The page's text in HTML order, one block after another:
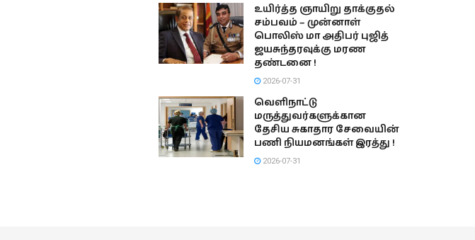
உயிர்த்த ஞாயிறு தாக்குதல்
சம்பவம் – முன்னாள்
பொலிஸ் மா அதிபர் புஜித்
ஜயசுந்தரவுக்கு மரண
தண்டனை !
2026-07-31
வெளிநாட்டு
மருத்துவர்களுக்கான
தேசிய சுகாதார சேவையின்
பணி நியமனங்கள் இரத்து !
2026-07-31